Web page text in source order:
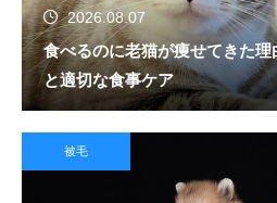
2026.08.07
食べるのに老猫が痩せてきた
と適切な食事ケア
被毛